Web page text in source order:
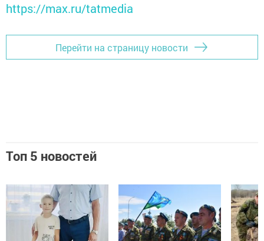
https://max.ru/tatmedia
Перейти на страницу новости
Топ 5 новостей